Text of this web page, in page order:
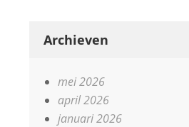
Archieven
mei 2026
april 2026
januari 2026